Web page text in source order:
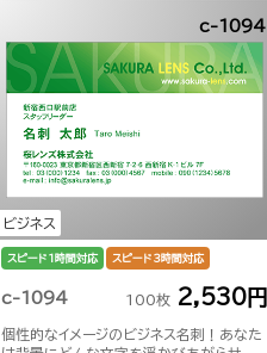
ビジネス
c-1094
スピード1時間対応 スピード3時間対応
c-1094 100枚 2,530円
個性的なイメージのビジネス名刺！あなた